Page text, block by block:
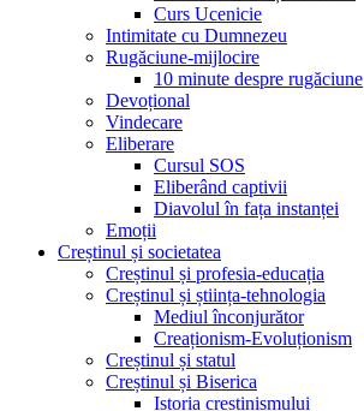
Curs Ucenicie
Intimitate cu Dumnezeu
Rugăciune-mijlocire
10 minute despre rugăciune
Devoțional
Vindecare
Eliberare
Cursul SOS
Eliberând captivii
Diavolul în fața instanței
Emoții
Creștinul și societatea
Creștinul și profesia-educația
Creștinul și știința-tehnologia
Mediul înconjurător
Creaționism-Evoluționism
Creștinul și statul
Creștinul și Biserica
Istoria creștinismului